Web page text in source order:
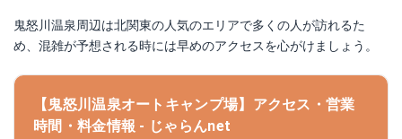
鬼怒川温泉周辺は北関東の人気のエリアで多くの人が訪れるた
め、混雑が予想される時には早めのアクセスを心がけましょう。
【鬼怒川温泉オートキャンプ場】アクセス・営業
時間・料金情報 - じゃらんnet